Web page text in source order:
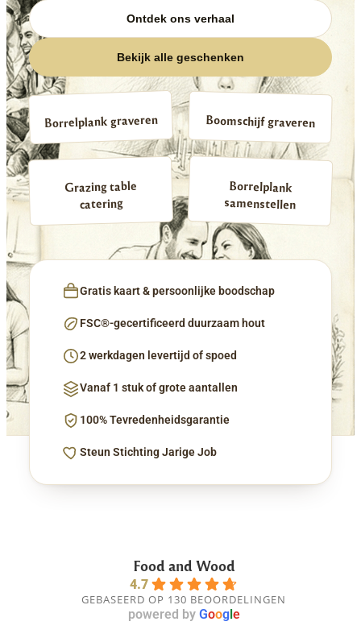
Ontdek ons verhaal
Bekijk alle geschenken
Borrelplank graveren Boomschijf graveren
Grazing table
catering
Borrelplank
samenstellen
Gratis kaart & persoonlijke boodschap
FSC®-gecertificeerd duurzaam hout
2 werkdagen levertijd of spoed
Vanaf 1 stuk of grote aantallen
100% Tevredenheidsgarantie
Steun Stichting Jarige Job
Food and Wood
4.7
GEBASEERD OP 130 BEOORDELINGEN
powered by Googl e